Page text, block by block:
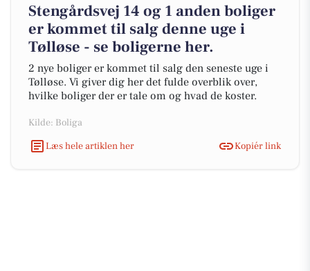
Stengårdsvej 14 og 1 anden boliger
er kommet til salg denne uge i
Tølløse - se boligerne her.
2 nye boliger er kommet til salg den seneste uge i
Tølløse. Vi giver dig her det fulde overblik over,
hvilke boliger der er tale om og hvad de koster.
Kilde: Boliga
Læs hele artiklen her
Kopiér link